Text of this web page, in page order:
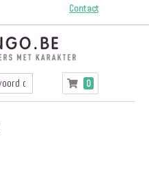
Contact
Winkelwagen
0producten